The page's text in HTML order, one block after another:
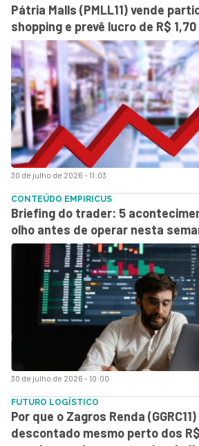
30 de julho de 2026 - 11:03
Pátria Malls (PMLL11) vende
shopping e prevê lucro de R$
30 de julho de 2026 - 10:00
CONTEÚDO EMPIRICUS
Briefing do trader: 5
olho antes de operar nesta
FUTURO LOGÍSTICO
Por que o Zagros Renda
descontado mesmo perto dos